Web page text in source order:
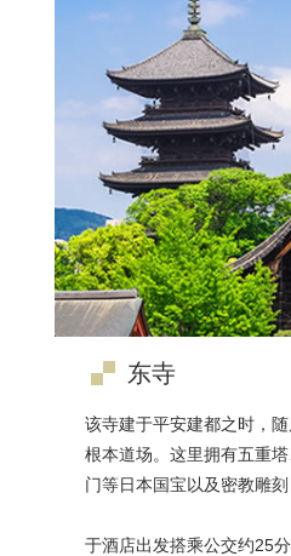
东寺
该寺建于平安建都之时，
根本道场。这里拥有五重
门等日本国宝以及密教雕刻
于酒店出发搭乘公交约25